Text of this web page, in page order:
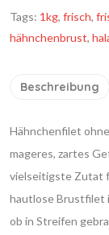
Tags: 1kg, frisch,
hähnchenbrust,
Beschreibung
Hähnchenfilet
mageres, zartes
vielseitigste Zutat
hautlose Brustfilet
ob in Streifen